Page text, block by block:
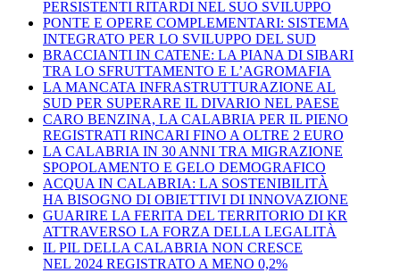
PERSISTENTI RITARDI NEL SUO SVILUPPO
PONTE E OPERE COMPLEMENTARI: SISTEMA
INTEGRATO PER LO SVILUPPO DEL SUD
BRACCIANTI IN CATENE: LA PIANA DI SIBARI
TRA LO SFRUTTAMENTO E L’AGROMAFIA
LA MANCATA INFRASTRUTTURAZIONE AL
SUD PER SUPERARE IL DIVARIO NEL PAESE
CARO BENZINA, LA CALABRIA PER IL PIENO
REGISTRATI RINCARI FINO A OLTRE 2 EURO
LA CALABRIA IN 30 ANNI TRA MIGRAZIONE
SPOPOLAMENTO E GELO DEMOGRAFICO
ACQUA IN CALABRIA: LA SOSTENIBILITÀ
HA BISOGNO DI OBIETTIVI DI INNOVAZIONE
GUARIRE LA FERITA DEL TERRITORIO DI KR
ATTRAVERSO LA FORZA DELLA LEGALITÀ
IL PIL DELLA CALABRIA NON CRESCE
NEL 2024 REGISTRATO A MENO 0,2%